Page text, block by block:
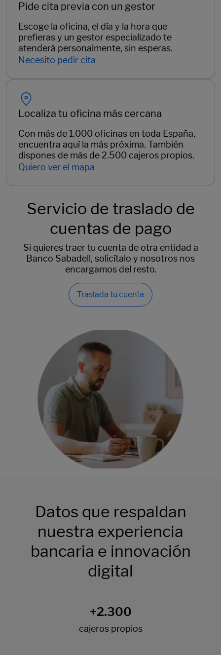
Pide cita previa con un gestor
Escoge la oficina, el día y la hora que
prefieras y un gestor especializado te
atenderá personalmente, sin esperas.
Necesito pedir cita
Localiza tu oficina más cercana
Con más de 1.000 oficinas en toda España,
encuentra aquí la más próxima. También
dispones de más de 2.500 cajeros propios.
Quiero ver el mapa
Servicio de traslado de
cuentas de pago
Si quieres traer tu cuenta de otra entidad a
Banco Sabadell, solicítalo y nosotros nos
encargamos del resto.
Traslada tu cuenta
Datos que respaldan
nuestra experiencia
bancaria e innovación
digital